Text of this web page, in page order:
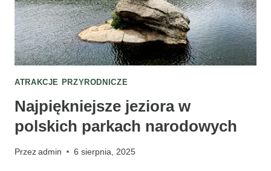
ATRAKCJE PRZYRODNICZE
Najpiękniejsze jeziora w
polskich parkach narodowych
Przezadmin 6 sierpnia, 2025